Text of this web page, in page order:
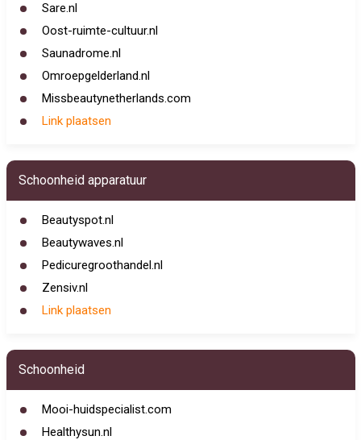
Sare.nl
Oost-ruimte-cultuur.nl
Saunadrome.nl
Omroepgelderland.nl
Missbeautynetherlands.com
Link plaatsen
Schoonheid apparatuur
Beautyspot.nl
Beautywaves.nl
Pedicuregroothandel.nl
Zensiv.nl
Link plaatsen
Schoonheid
Mooi-huidspecialist.com
Healthysun.nl